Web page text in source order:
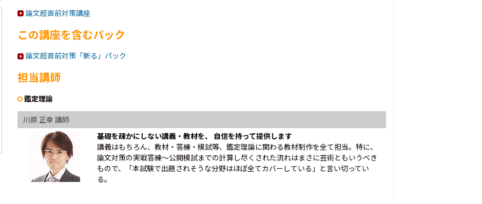
論文超直前対策講座
この講座を含むパック
論文超直前対策「斬る」パック
担当講師
鑑定理論
川原 正幸 講師
基礎を疎かにしない講義・教材を、 自信を持って提供します
講義はもちろん、教材・答練・模試等、鑑定理論に関わる教材制作を全て担当。特に、
論文対策の実戦答練～公開模試までの計算し尽くされた流れはまさに芸術ともいうべき
もので、「本試験で出題されそうな分野はほぼ全てカバーしている」と言い切ってい
る。